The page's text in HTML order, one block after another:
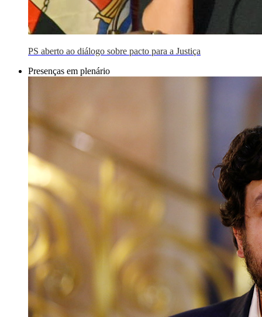
PS aberto ao diálogo sobre pacto para a Justiça
Presenças em plenário